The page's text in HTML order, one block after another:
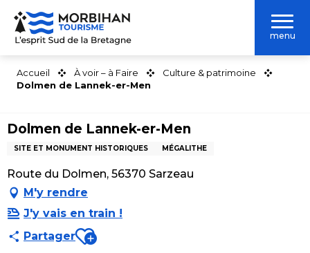
Aller
contenu
menu
Accueil À voir – à Faire
Culture & patrimoine
Dolmen de Lannek-er-Men
Dolmen de Lannek-er-Men
SITE ET MONUMENT HISTORIQUES MÉGALITHE
Route du Dolmen, 56370 Sarzeau
M'y rendre
J'y vais en train !
PartagerAjouter aux favoris